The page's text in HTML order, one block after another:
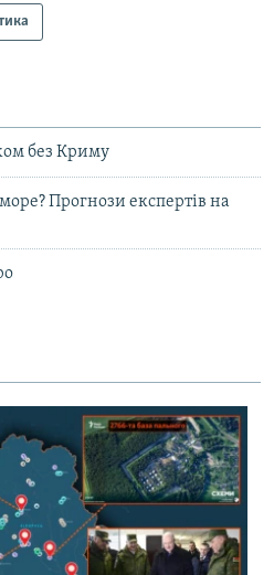
без Криму
Прогнози експертів на